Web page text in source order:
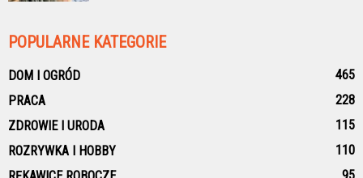
POPULARNE KATEGORIE
DOM I OGRÓD
465
PRACA
228
ZDROWIE I URODA
115
ROZRYWKA I HOBBY
110